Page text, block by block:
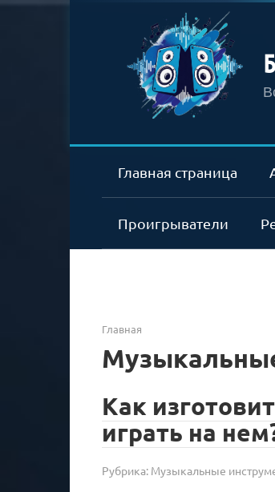
Главная страница
Проигрыватели
Главная
Как
играть на
Рубрика: Музыкальные